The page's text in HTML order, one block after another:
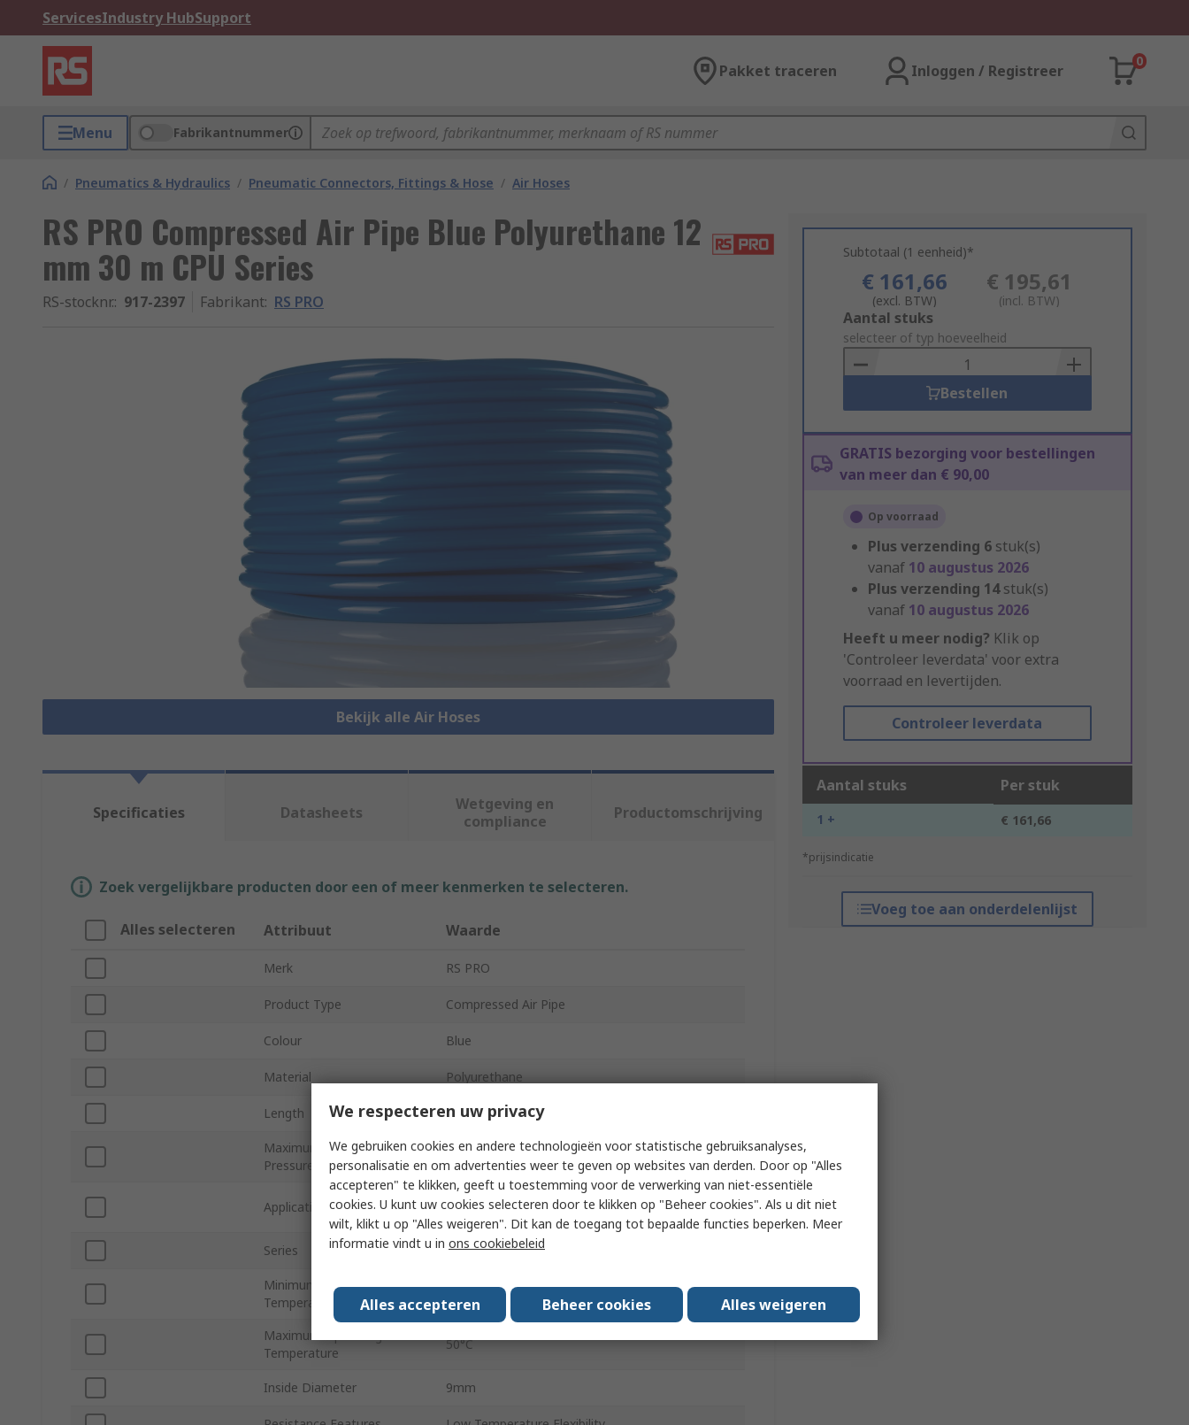
ServicesIndustry HubSupport
Pakket traceren Inloggen / Registreer
0
Menu Fabrikantnummer
/ Pneumatics & Hydraulics / Pneumatic Connectors, Fittings & Hose / Air Hoses
RS PRO Compressed Air Pipe Blue Polyurethane 12
mm 30 m CPU Series
RS-stocknr.: 917-2397 Fabrikant: RS PRO
Bekijk alle Air Hoses
Subtotaal (1 eenheid)*
€ 161,66
(excl. BTW)
€ 195,61
(incl. BTW)
Add
to
Basket
Aantal stuks
selecteer of typ hoeveelheid
Bestellen
GRATIS bezorging voor bestellingen
van meer dan € 90,00
Op voorraad
Plus verzending 6 stuk(s)
vanaf 10 augustus 2026
Plus verzending 14stuk(s)
vanaf 10 augustus 2026
Heeft u meer nodig? Klik op
'Controleer leverdata' voor extra
voorraad en levertijden.
Controleer leverdata
Aantal stuks Per stuk
1 + € 161,66
*prijsindicatie
Voeg toe aan onderdelenlijst
Specificaties Datasheets
Wetgeving en
compliance
Productomschrijving
Zoek vergelijkbare producten door een of meer kenmerken te selecteren.
Alles selecteren Attribuut Waarde
Merk RS PRO
Product Type Compressed Air Pipe
Colour Blue
Material Polyurethane
Length 30m
Maximum Operating
Pressure
6.5 bar
Application
Fuel & Lubrication Line, Chemical Transfer,
Pneumatic Control
Series CPU
Minimum Operating
Temperature
Maximum Operating
Temperature
50°C
Inside Diameter 9mm
We respecteren uw privacy
We gebruiken cookies en andere technologieën voor statistische gebruiksanalyses,
personalisatie en om advertenties weer te geven op websites van derden. Door op "Alles
accepteren" te klikken, geeft u toestemming voor de verwerking van niet-essentiële
cookies. U kunt uw cookies selecteren door te klikken op "Beheer cookies". Als u dit niet
wilt, klikt u op "Alles weigeren". Dit kan de toegang tot bepaalde functies beperken. Meer
informatie vindt u in ons cookiebeleid
Alles accepteren Beheer cookies Alles weigeren